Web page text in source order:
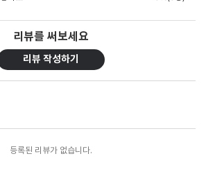
리뷰를 써보세요
리뷰 작성하기
등록된 리뷰가 없습니다.